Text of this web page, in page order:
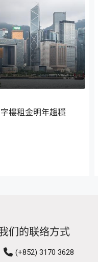
樓租金明年趨穩
们的联络方式
(+852) 3170 3628